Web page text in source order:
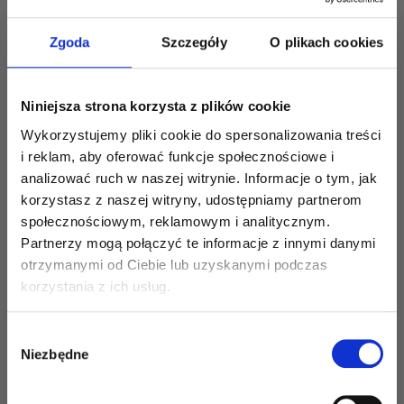
Zgoda Szczegóły O plikach cookies
Niniejsza strona korzysta z plików cookie
Wykorzystujemy pliki cookie do spersonalizowania treści
i reklam, aby oferować funkcje społecznościowe i
analizować ruch w naszej witrynie. Informacje o tym, jak
korzystasz z naszej witryny, udostępniamy partnerom
społecznościowym, reklamowym i analitycznym.
Partnerzy mogą połączyć te informacje z innymi danymi
otrzymanymi od Ciebie lub uzyskanymi podczas
korzystania z ich usług.
zgody
Niezbędne
Prawa i obowiązki organizatora
Organizator zastrzega sobie prawo do
pozbawienia prawa do Nagrody Uczestników,
których działania są sprzeczne z prawem,
dobrymi obyczajami lub niniejszym
Regulaminem, w szczególności Uczestników,
którzy:
a) nie działają osobiście, ale przez osoby
trzecie,
b) wykorzystują różne profile społecznościowe
na Facebook’u do występowania w
imieniu/zgłaszania rzekomo różnych
c) jeżeli w stosunku do ich Pracy konkursowej
zostały zgłoszone roszczenia osób trzecich, w
Pierwszy krok
do wygodnych przejazdów!
okazje i powiadomienia tylko dla subskrybentów.